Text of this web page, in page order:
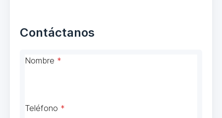
Contáctanos
Nombre *
Teléfono *